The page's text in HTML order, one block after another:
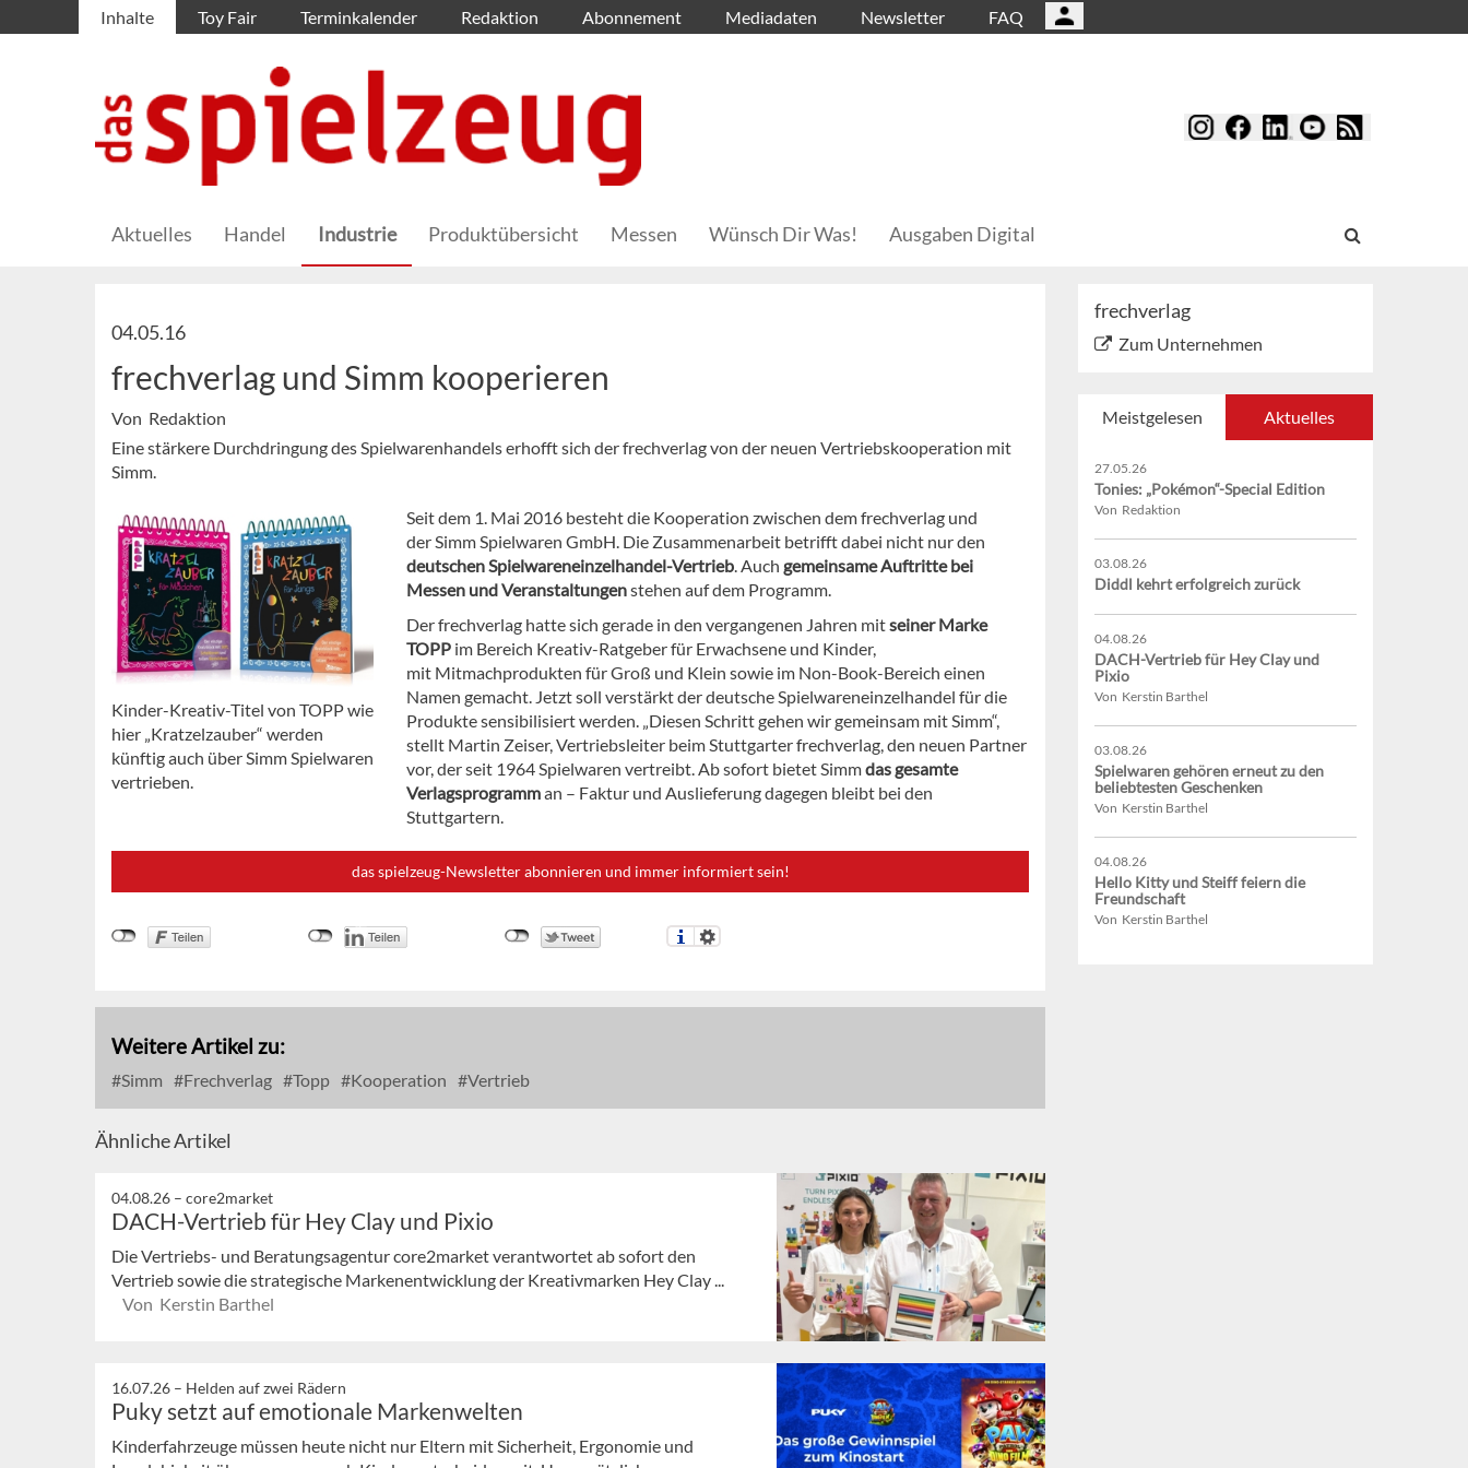
Inhalte Toy Fair Terminkalender Redaktion Abonnement Mediadaten Newsletter FAQ
Aktuelles Handel Industrie Produktübersicht Messen Wünsch Dir Was! Ausgaben Digital
04.05.16
frechverlag und Simm kooperieren
Von Redaktion
Eine stärkere Durchdringung des Spielwarenhandels erhofft sich der frechverlag von der neuen Vertriebskooperation mit
Simm.
Kinder-Kreativ-Titel von TOPP wie
hier „Kratzelzauber“ werden
künftig auch über Simm Spielwaren
vertrieben.
Seit dem 1. Mai 2016 besteht die Kooperation zwischen dem frechverlag und
der Simm Spielwaren GmbH. Die Zusammenarbeit betrifft dabei nicht nur den
deutschen Spielwareneinzelhandel-Vertrieb. Auch gemeinsame Auftritte bei
Messen und Veranstaltungenstehen auf dem Programm.
Der frechverlag hatte sich gerade in den vergangenen Jahren mitseiner Marke
TOPP im Bereich Kreativ-Ratgeber für Erwachsene und Kinder,
mit Mitmachprodukten für Groß und Klein sowie im Non-Book-Bereich einen
Namen gemacht. Jetzt soll verstärkt der deutsche Spielwareneinzelhandel für die
Produkte sensibilisiert werden. „Diesen Schritt gehen wir gemeinsam mit Simm“,
stellt Martin Zeiser, Vertriebsleiter beim Stuttgarter frechverlag, den neuen Partner
vor, der seit 1964 Spielwaren vertreibt. Ab sofort bietet Simmdas gesamte
Verlagsprogramman – Faktur und Auslieferung dagegen bleibt bei den
Stuttgartern.
das spielzeug-Newsletter abonnieren und immer informiert sein!
Weitere Artikel zu:
Simm Frechverlag Topp Kooperation Vertrieb
Ähnliche Artikel
04.08.26 – core2market
DACH-Vertrieb für Hey Clay und Pixio
Die Vertriebs- und Beratungsagentur core2market verantwortet ab sofort den
Vertrieb sowie die strategische Markenentwicklung der Kreativmarken Hey Clay ...
Von Kerstin Barthel
16.07.26 – Helden auf zwei Rädern
Puky setzt auf emotionale Markenwelten
Kinderfahrzeuge müssen heute nicht nur Eltern mit Sicherheit, Ergonomie und
frechverlag
Zum Unternehmen
Meistgelesen Aktuelles
27.05.26
Tonies: „Pokémon“-Special Edition
Von Redaktion
03.08.26
Diddl kehrt erfolgreich zurück
04.08.26
DACH-Vertrieb für Hey Clay und
Pixio
Von Kerstin Barthel
03.08.26
Spielwaren gehören erneut zu den
beliebtesten Geschenken
Von Kerstin Barthel
04.08.26
Hello Kitty und Steiff feiern die
Freundschaft
Von Kerstin Barthel